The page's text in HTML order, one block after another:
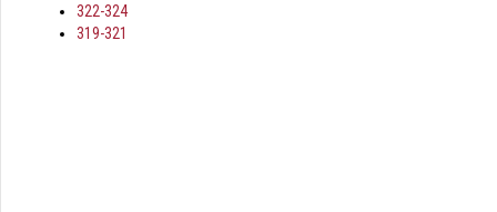
322-324
319-321